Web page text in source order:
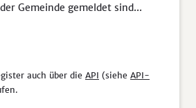
Gemeinde gemeldet sind...
auch über die API (siehe API-